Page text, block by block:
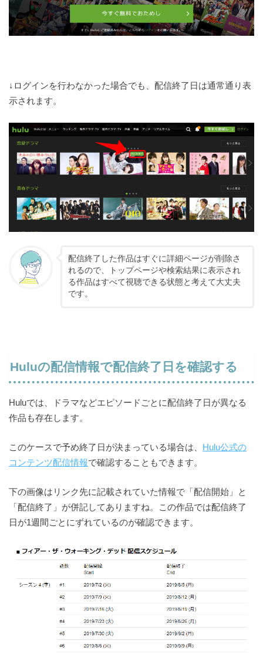
↓ログインを行わなかった場合でも、配信終了日は通常通り表
示されます。
配信終了した作品はすぐに詳細ページが削除さ
れるので、トップページや検索結果に表示され
る作品はすべて視聴できる状態と考えて大丈夫
です。
Huluの配信情報で配信終了日を確認する
Huluでは、ドラマなどエピソードごとに配信終了日が異なる
作品も存在します。
このケースで予め終了日が決まっている場合は、 Hulu公式の
コンテンツ配信情報で確認することもできます。
下の画像はリンク先に記載されていた情報で「配信開始」と
「配信終了」が併記してありますね。この作品では配信終了
日が1週間ごとにずれているのが確認できます。